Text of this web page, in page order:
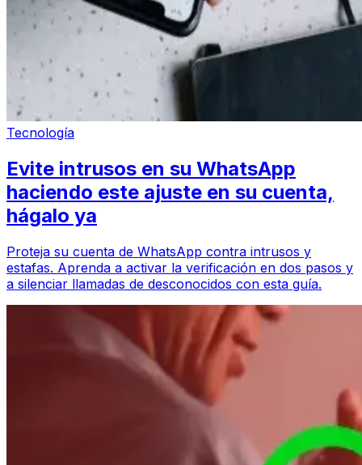
Tecnología
Evite intrusos en su WhatsApp
haciendo este ajuste en su cuenta,
hágalo ya
Proteja su cuenta de WhatsApp contra intrusos y
estafas. Aprenda a activar la verificación en dos pasos y
a silenciar llamadas de desconocidos con esta guía.